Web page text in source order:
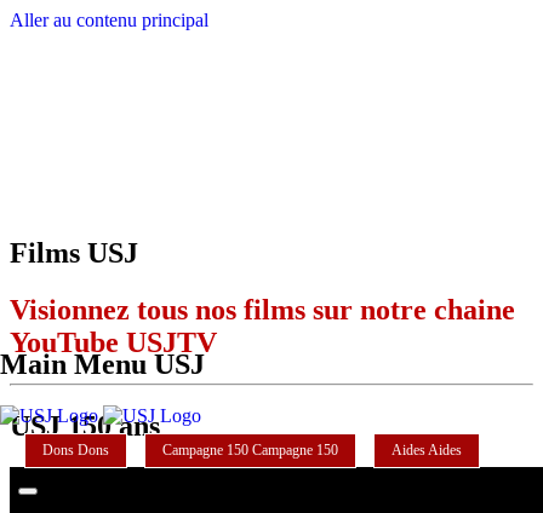
Aller au contenu principal
Main Menu USJ
Dons Dons Campagne 150 Campagne 150 AidesAides
Films USJ
Visionnez tous nos films sur notre chaine
YouTube USJTV
USJ 150 ans